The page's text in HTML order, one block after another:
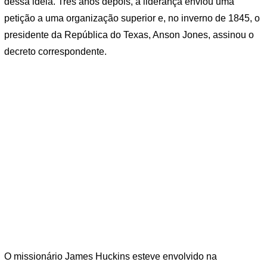
petição a uma organização superior e, no inverno de 1845, o
presidente da República do Texas, Anson Jones, assinou o
decreto correspondente.
O missionário James Huckins esteve envolvido na